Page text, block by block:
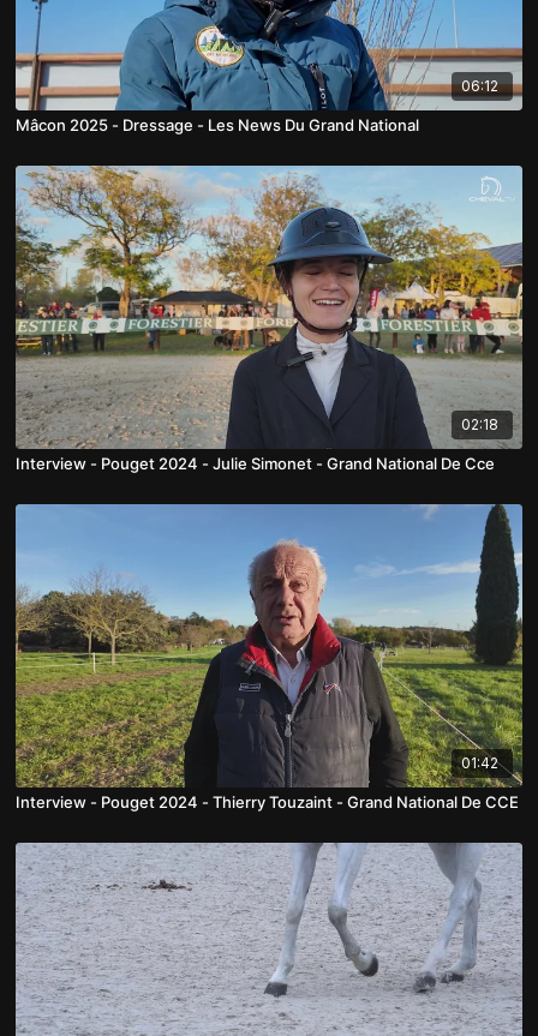
06:12
Mâcon 2025 - Dressage - Les News Du Grand National
02:18
Interview - Pouget 2024 - Julie Simonet - Grand National De Cce
01:42
Interview - Pouget 2024 - Thierry Touzaint - Grand National De CCE